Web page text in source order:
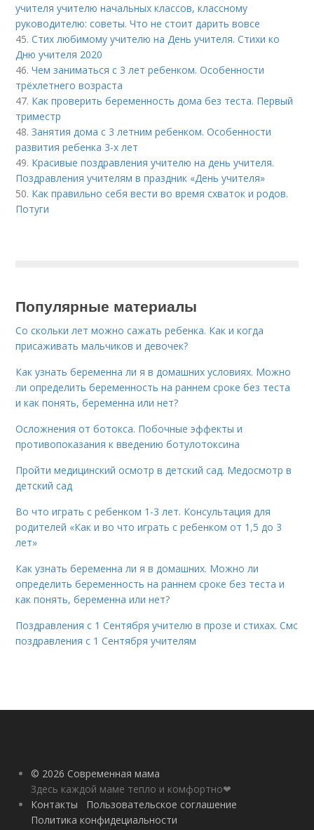
учителя учителю начальных классов, классному
руководителю: советы. Что не стоит дарить вовсе
45.Стих любимому учителю на День учителя. Стихи ко
Дню учителя 2020
46.Чем заниматься с 3 лет ребенком. Особенности
трёхлетнего возраста
47. Как проверить беременность дома без теста. Первый
триместр
48.Занятия дома с 3 летним ребенком. Особенности
развития ребенка 3-х лет
49. Красивые поздравления учителю на день учителя.
Поздравления учителям в праздник «День учителя»
50. Как правильно себя вести во время схваток и родов.
Потуги
Популярные материалы
Со скольки лет можно сажать ребенка. Как и когда
присаживать мальчиков и девочек?
Как узнать беременна ли я в домашних условиях. Можно
ли определить беременность на раннем сроке без теста
и как понять, беременна или нет?
Осложнения от ботокса. Побочные эффекты и
противопоказания к введению ботулотоксина
Пройти медицинский осмотр в детский сад. Медосмотр в
детский сад
Во что играть с ребенком 1-3 лет. Консультация для
родителей «Как и во что играть с ребенком от 1,5 до 3
лет»
Как узнать беременна ли я в домашних. Можно ли
определить беременность на раннем сроке без теста и
как понять, беременна или нет?
Поздравления с 1 Сентября учителю в прозе и стихах. Смс
поздравления с 1 Сентября учителям
© 2026 Современная мама
Здесь каждой маме тепло и комфортно❤
Контакты
Пользовательское соглашение
Политика конфидециальности